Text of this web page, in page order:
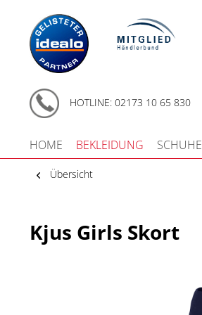
HOTLINE: 02173 10 65 830
HOME BEKLEIDUNG SCHUHE
Übersicht
Kjus Girls Skort